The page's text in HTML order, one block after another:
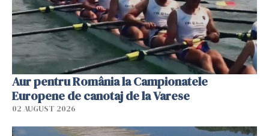
Aur pentru România la Campionatele
Europene de canotaj de la Varese
02 AUGUST 2026